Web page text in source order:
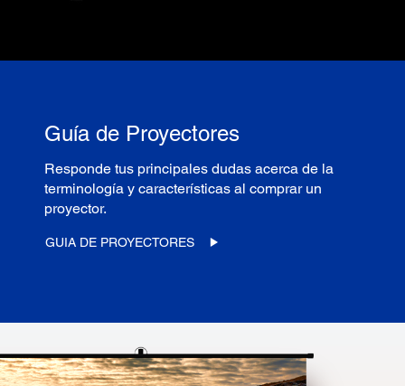
Guía de Proyectores
Responde tus principales dudas acerca de la
terminología y características al comprar un
proyector.
GUIA DE PROYECTORES